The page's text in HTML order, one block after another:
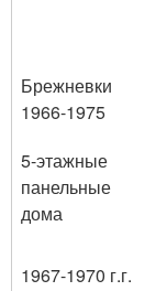
Брежневки
1966-1975
5-этажные
панельные
дома
1967-1970 г.г.